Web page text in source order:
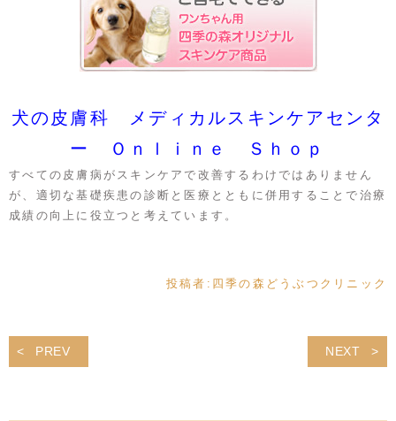
犬の皮膚科 メディカルスキンケアセンタ
ー Ｏｎｌｉｎｅ Ｓｈｏｐ
すべての皮膚病がスキンケアで改善するわけではありません
が、適切な基礎疾患の診断と医療とともに併用することで治療
成績の向上に役立つと考えています。
投稿者: 四季の森どうぶつクリニック
PREV NEXT